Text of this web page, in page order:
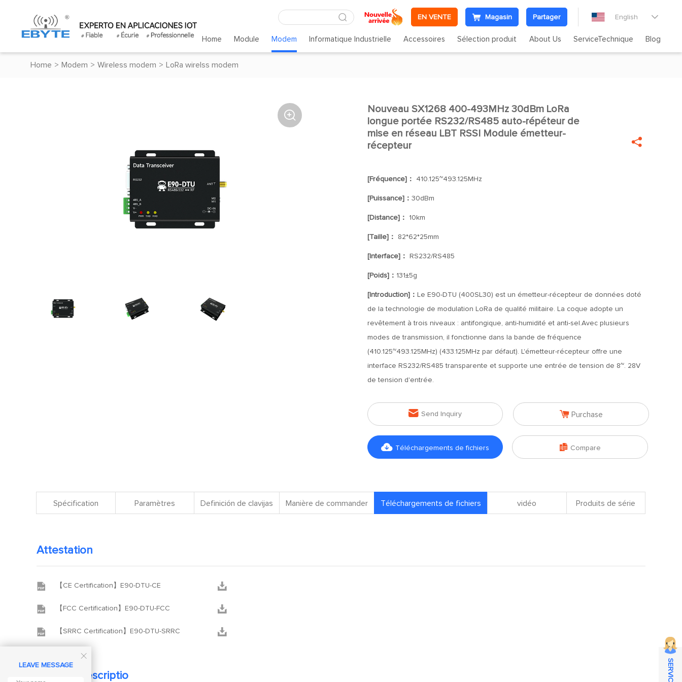
EN VENTE Magasin Partager English 
Home Module Modem Informatique Industrielle Accessoires Sélection produit About Us ServiceTechnique Blog
Home > Modem > Wireless modem > LoRa wirelss modem
 
Nouveau SX1268 400-493MHz 30dBm LoRa
longue portée RS232/RS485 auto-répéteur de
mise en réseau LBT RSSI Module émetteur-
récepteur

[Fréquence]： 410.125~493.125MHz
[Puissance]： 30dBm
[Distance]： 10km
[Taille]： 82*62*25mm
[Interface]： RS232/RS485
[Poids]： 131±5g
[Introduction]： Le E90-DTU (400SL30) est un émetteur-récepteur de données doté
de la technologie de modulation LoRa de qualité militaire. La coque adopte un
revêtement à trois niveaux : antifongique, anti-humidité et anti-sel.Avec plusieurs
modes de transmission, il fonctionne dans la bande de fréquence
(410.125~493.125MHz) (433.125MHz par défaut). L'émetteur-récepteur offre une
interface RS232/RS485 transparente et supporte une entrée de tension de 8~. 28V
de tension d'entrée.
 Send Inquiry  Purchase
 Téléchargements de fichiers  Compare
Spécification Paramètres Definición de clavijas Manière de commander Téléchargements de fichiers vidéo Produits de série
Attestation
 【CE Certification】E90-DTU-CE 
 【FCC Certification】E90-DTU-FCC 
 【SRRC Certification】E90-DTU-SRRC 
Product descriptio

LEAVE MESSAGE